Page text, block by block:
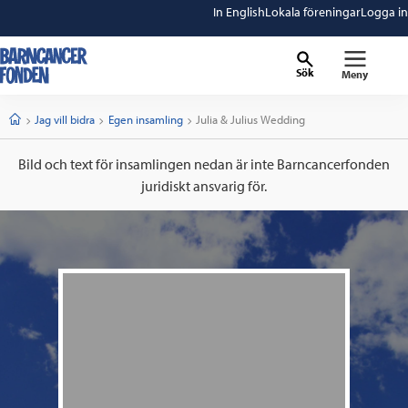
In EnglishLokala föreningarLogga in
Sök Meny
StartJag vill bidra Egen insamling Current:
Julia & Julius Wedding
Bild och text för insamlingen nedan är inte Barncancerfonden
juridiskt ansvarig för.